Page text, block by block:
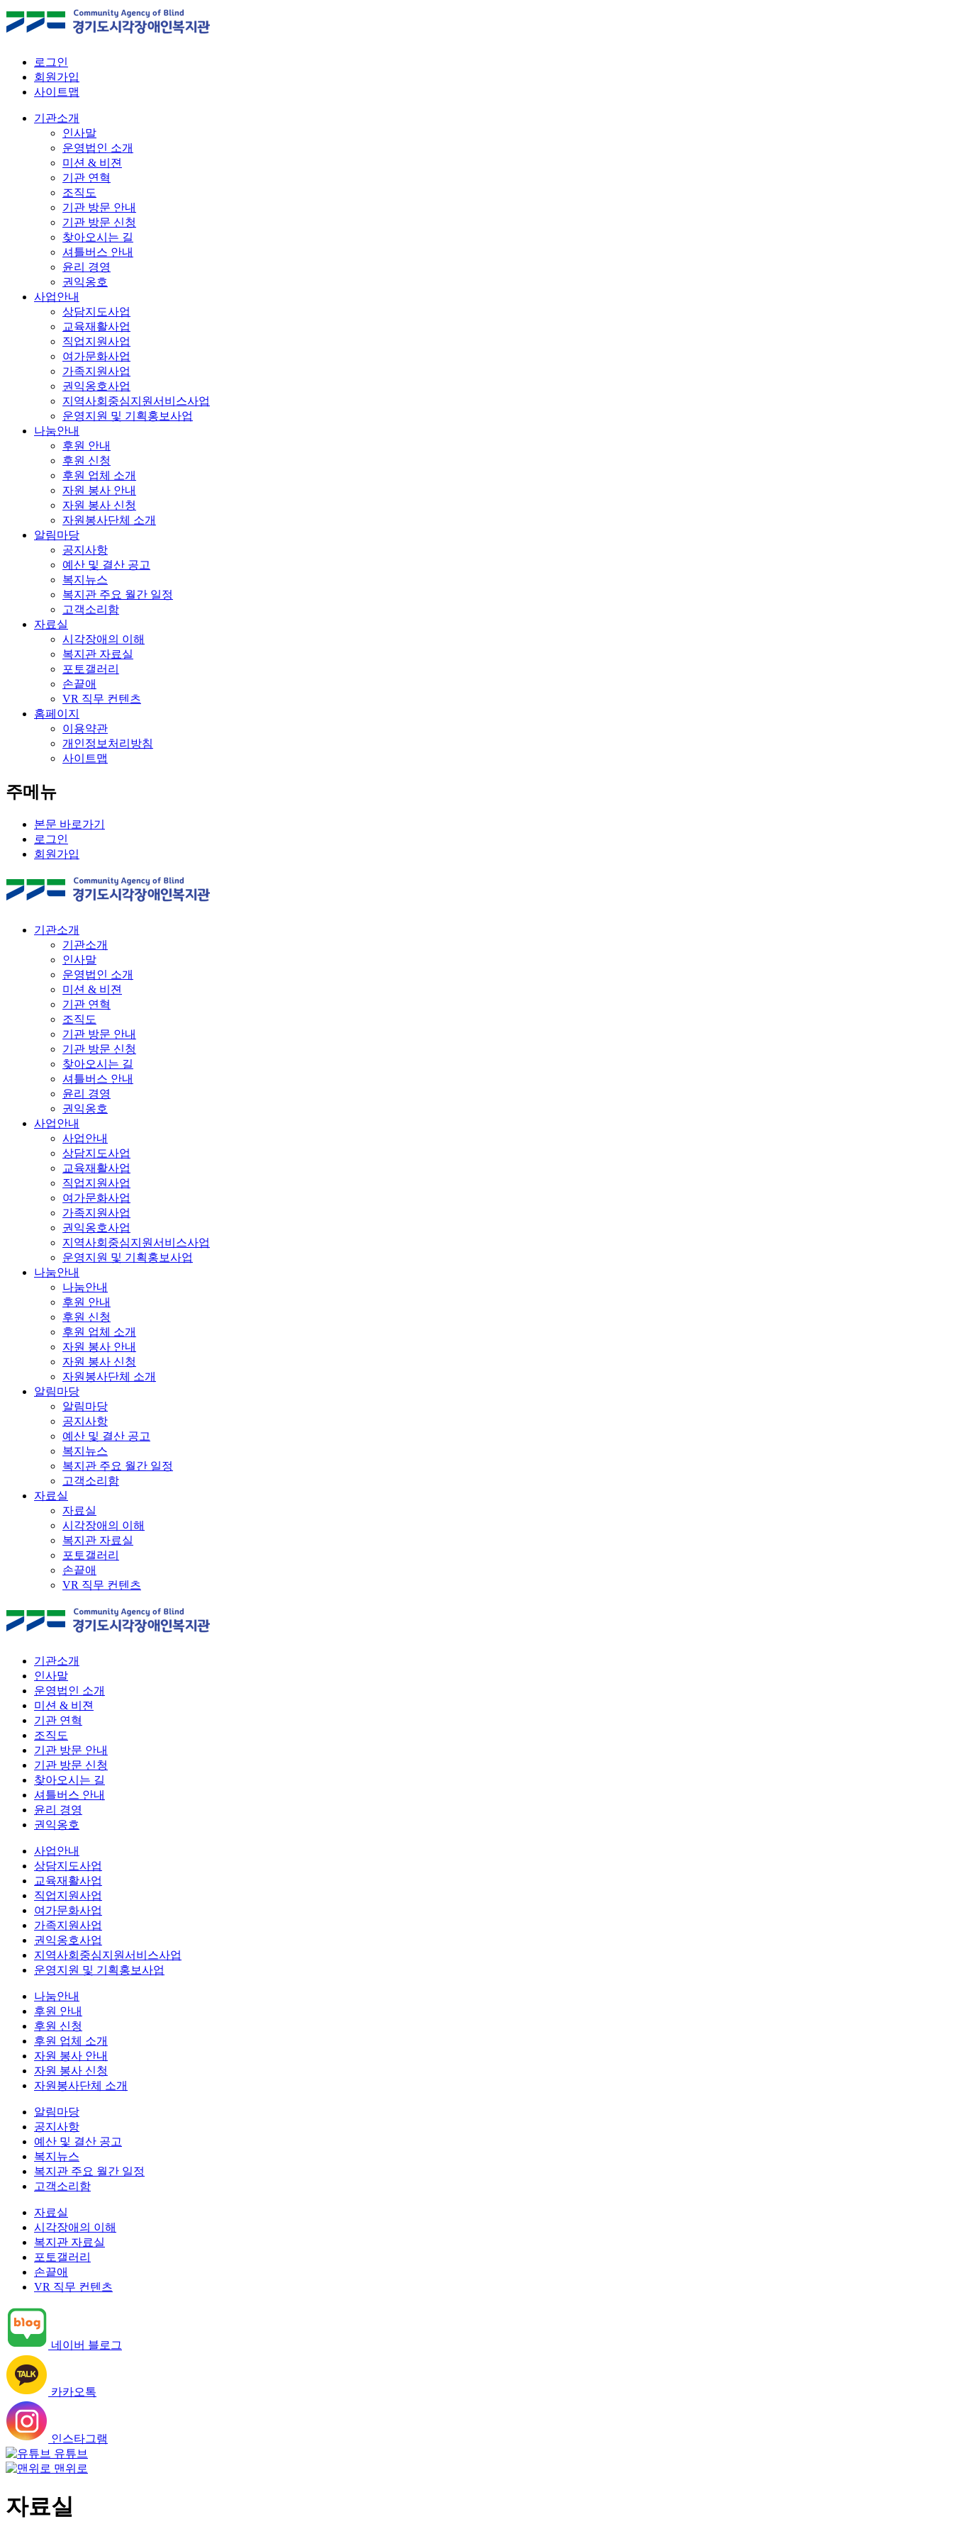
로그인
회원가입
사이트맵
기관소개
인사말
운영법인 소개
미션 & 비젼
기관 연혁
조직도
기관 방문 안내
기관 방문 신청
찾아오시는 길
셔틀버스 안내
윤리 경영
권익옹호
사업안내
상담지도사업
교육재활사업
직업지원사업
여가문화사업
가족지원사업
권익옹호사업
지역사회중심지원서비스사업
운영지원 및 기획홍보사업
나눔안내
후원 안내
후원 신청
후원 업체 소개
자원 봉사 안내
자원 봉사 신청
자원봉사단체 소개
알림마당
공지사항
예산 및 결산 공고
복지뉴스
복지관 주요 월간 일정
고객소리함
자료실
시각장애의 이해
복지관 자료실
포토갤러리
손끝애
VR 직무 컨텐츠
홈페이지
이용약관
개인정보처리방침
사이트맵
주메뉴
본문 바로가기
로그인
회원가입
기관소개
기관소개
인사말
운영법인 소개
미션 & 비젼
기관 연혁
조직도
기관 방문 안내
기관 방문 신청
찾아오시는 길
셔틀버스 안내
윤리 경영
권익옹호
사업안내
사업안내
상담지도사업
교육재활사업
직업지원사업
여가문화사업
가족지원사업
권익옹호사업
지역사회중심지원서비스사업
운영지원 및 기획홍보사업
나눔안내
나눔안내
후원 안내
후원 신청
후원 업체 소개
자원 봉사 안내
자원 봉사 신청
자원봉사단체 소개
알림마당
알림마당
공지사항
예산 및 결산 공고
복지뉴스
복지관 주요 월간 일정
고객소리함
자료실
자료실
시각장애의 이해
복지관 자료실
포토갤러리
손끝애
VR 직무 컨텐츠
기관소개
인사말
운영법인 소개
미션 & 비젼
기관 연혁
조직도
기관 방문 안내
기관 방문 신청
찾아오시는 길
셔틀버스 안내
윤리 경영
권익옹호
사업안내
상담지도사업
교육재활사업
직업지원사업
여가문화사업
가족지원사업
권익옹호사업
지역사회중심지원서비스사업
운영지원 및 기획홍보사업
나눔안내
후원 안내
후원 신청
후원 업체 소개
자원 봉사 안내
자원 봉사 신청
자원봉사단체 소개
알림마당
공지사항
예산 및 결산 공고
복지뉴스
복지관 주요 월간 일정
고객소리함
자료실
시각장애의 이해
복지관 자료실
포토갤러리
손끝애
VR 직무 컨텐츠
네이버 블로그
카카오톡
인스타그램
유튜브
맨위로
자료실